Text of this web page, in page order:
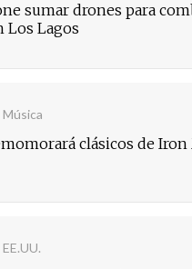
sumar drones para
Los Lagos
Música
clásicos de
EE.UU.